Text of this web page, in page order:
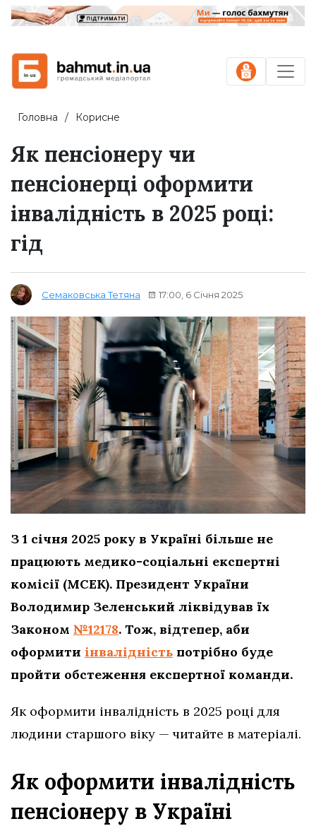
Головна Корисне
Як пенсіонеру чи
пенсіонерці оформити
інвалідність в 2025 році:
гід
Семаковська Тетяна 17:00, 6 Січня 2025
З 1 січня 2025 року в Україні більше не
працюють медико-соціальні експертні
комісії (МСЕК). Президент України
Володимир Зеленський ліквідував їх
Законом №12178. Тож, відтепер, аби
оформити інвалідність потрібно буде
пройти обстеження експертної команди.
Як оформити інвалідність в 2025 році для
людини старшого віку — читайте в матеріалі.
Як оформити інвалідність
пенсіонеру в Україні